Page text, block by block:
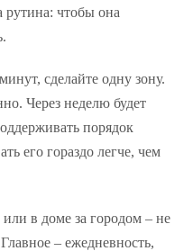
чтобы она
сделайте одну зону.
Через неделю будет
порядок
его гораздо легче, чем
в доме за городом – не
– ежедневность,